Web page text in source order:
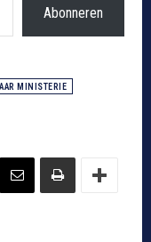
Abonneren
MINISTERIE